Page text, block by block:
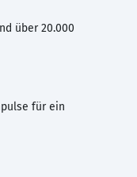
über 20.000
für ein